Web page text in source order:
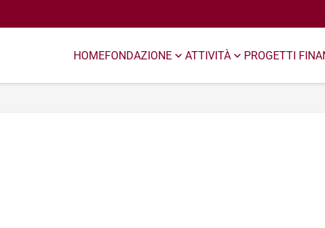
HOMEFONDAZIONE ATTIVITÀ PROGETTI